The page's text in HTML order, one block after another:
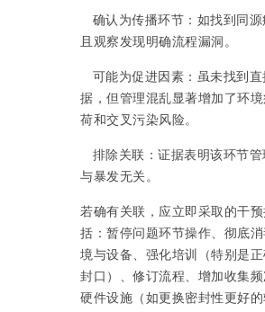
确认为传播环节：如找到同源
且观察发现明确流程漏洞。
可能为促进因素：虽未找到直
据，但管理混乱显著增加了环境
荷和交叉污染风险。
排除关联：证据表明该环节管
与暴发无关。
若确有关联，应立即采取的干
括：暂停问题环节操作、彻底
境与设备、强化培训（特别是
封口）、修订流程、增加收集
硬件设施（如更换密封性更好的